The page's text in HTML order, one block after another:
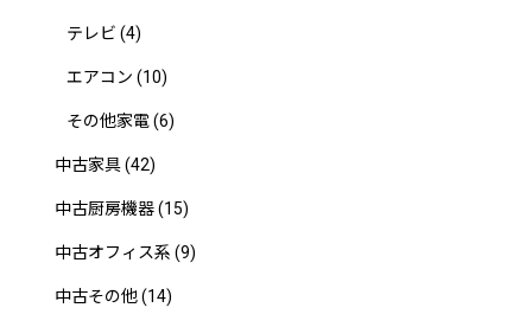
テレビ (4)
エアコン (10)
その他家電(6)
中古家具(42)
中古厨房機器(15)
中古オフィス系 (9)
中古その他(14)